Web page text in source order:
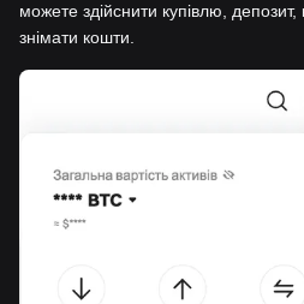
можете здійснити купівлю, депозит,
знімати кошти.